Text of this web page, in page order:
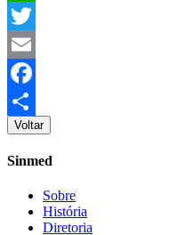
WhatsApp
Twitter
Email
Facebook
Share
Voltar
Sinmed
Sobre
História
Diretoria